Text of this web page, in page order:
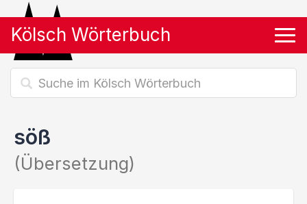
Kölsch Wörterbuch
söß
(Übersetzung)